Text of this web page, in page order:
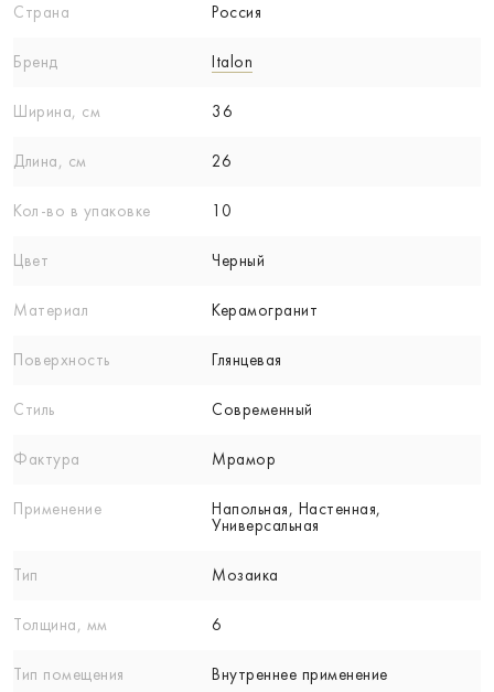
Страна Россия
Бренд Italon
Ширина, см 36
Длина, см 26
Кол-вo в упаковке 10
Цвет Черный
Материал Керамогранит
Поверхность Глянцевая
Стиль Современный
Фактура Мрамор
Применение
Напольная, Настенная,
Универсальная
Тип Мозаика
Толщина, мм 6
Тип помещения Внутреннее применение